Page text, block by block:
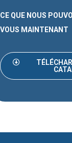
CE QUE NOUS
VOUS MAINTENANT